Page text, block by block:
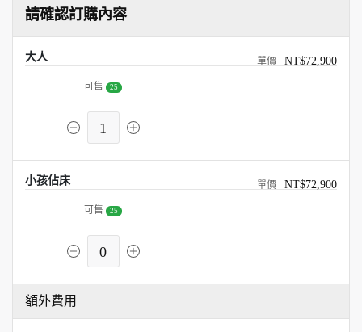
請確認訂購內容
大人 NT$72,900
可售 25
1
小孩佔床 NT$72,900
可售 25
0
額外費用